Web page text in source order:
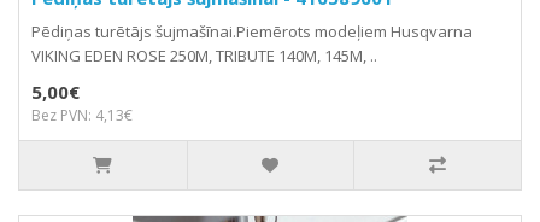
Pēdiņas turētājs šujmašīnai.Piemērots modeļiem Husqvarna
VIKING EDEN ROSE 250M, TRIBUTE 140M, 145M, ..
5,00€
Bez PVN: 4,13€